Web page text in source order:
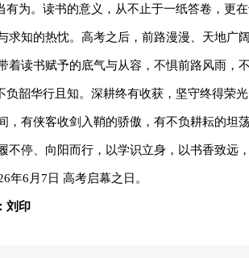
为。读书的意义，从不止于一纸答卷，更
求知的热忱。高考之后，前路漫漫、天地
着读书赋予的底气与从容，不惧前路风雨
韶华行且知。深耕终有收获，坚守终得荣
，有侠客收剑入鞘的骄傲，有不负耕耘的
不停、向阳而行，以学识立身，以书香致
年6月7日 高考启幕之日。
刘印